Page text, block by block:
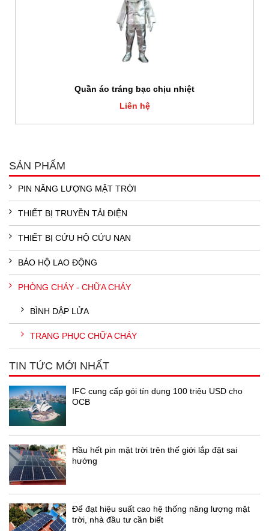
Quần áo tráng bạc chịu nhiệt
Liên hệ
SẢN PHẨM
PIN NĂNG LƯỢNG MẶT TRỜI
THIẾT BỊ TRUYỀN TẢI ĐIỆN
THIẾT BỊ CỨU HỘ CỨU NẠN
BẢO HỘ LAO ĐỘNG
PHÒNG CHÁY - CHỮA CHÁY
BÌNH DẬP LỬA
TRANG PHỤC CHỮA CHÁY
TIN TỨC MỚI NHẤT
IFC cung cấp gói tín dụng 100 triệu USD cho
OCB
Hầu hết pin mặt trời trên thế giới lắp đặt sai
hướng
Để đạt hiệu suất cao hệ thống năng lượng mặt
trời, nhà đầu tư cần biết